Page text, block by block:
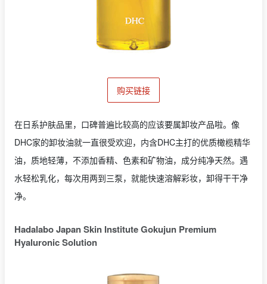
购买链接
在日系护肤品里，口碑普遍比较高的应该要属卸妆产品啦。像
DHC家的卸妆油就一直很受欢迎，内含DHC主打的优质橄榄精华
油，质地轻薄，不添加香精、色素和矿物油，成分纯净天然。遇
水轻松乳化，每次用两到三泵，就能快速溶解彩妆，卸得干干净
净。
Hadalabo Japan Skin Institute Gokujun Premium
Hyaluronic Solution